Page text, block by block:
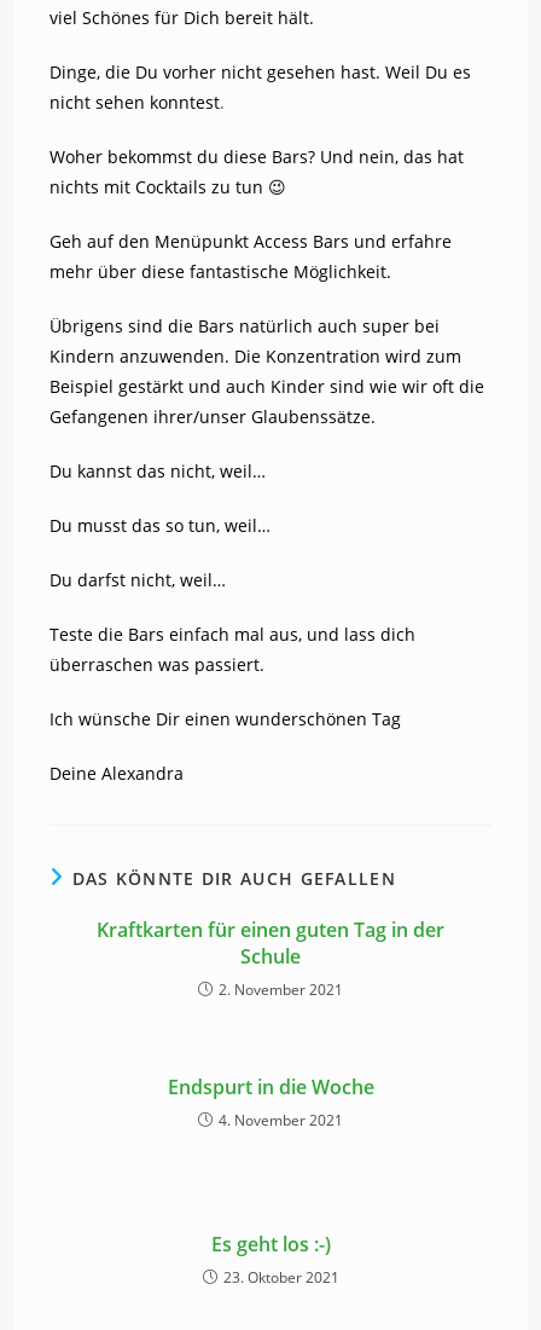
viel Schönes für Dich bereit hält.
Dinge, die Du vorher nicht gesehen hast. Weil Du es
nicht sehen konntest.
Woher bekommst du diese Bars? Und nein, das hat
nichts mit Cocktails zu tun 😉
Geh auf den Menüpunkt Access Bars und erfahre
mehr über diese fantastische Möglichkeit.
Übrigens sind die Bars natürlich auch super bei
Kindern anzuwenden. Die Konzentration wird zum
Beispiel gestärkt und auch Kinder sind wie wir oft die
Gefangenen ihrer/unser Glaubenssätze.
Du kannst das nicht, weil…
Du musst das so tun, weil…
Du darfst nicht, weil…
Teste die Bars einfach mal aus, und lass dich
überraschen was passiert.
Ich wünsche Dir einen wunderschönen Tag
Deine Alexandra
DAS KÖNNTE DIR AUCH GEFALLEN
Kraftkarten für einen guten Tag in der
Schule
2. November 2021
Endspurt in die Woche
4. November 2021
Es geht los :-)
23. Oktober 2021